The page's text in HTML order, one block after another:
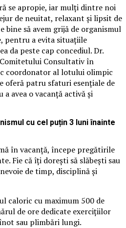
se apropie, iar mulți dintre noi
de neuitat, relaxant și lipsit de
bine să avem grijă de organismul
pentru a evita situațiile
da peste cap concediul. Dr.
Consultativ în
coordonator al lotului olimpic
oferă patru sfaturi esențiale de
avea o vacanță activă și
cu cel puțin 3 luni înainte
în vacanță, începe pregătirile
Fie că îți dorești să slăbești sau
de timp, disciplină și
caloric cu maximum 500 de
de ore dedicate exercițiilor
sau plimbări lungi.